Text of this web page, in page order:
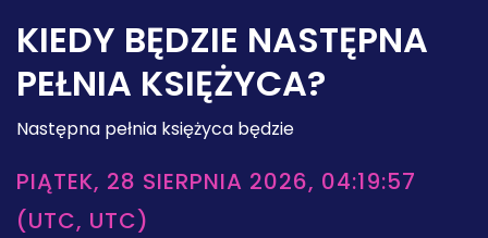
KIEDY BĘDZIE NASTĘPNA
PEŁNIA KSIĘŻYCA?
Następna pełnia księżyca będzie
PIĄTEK, 28 SIERPNIA 2026, 04:19:57
(UTC, UTC)